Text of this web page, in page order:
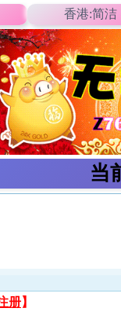
香港:简洁
当
册】